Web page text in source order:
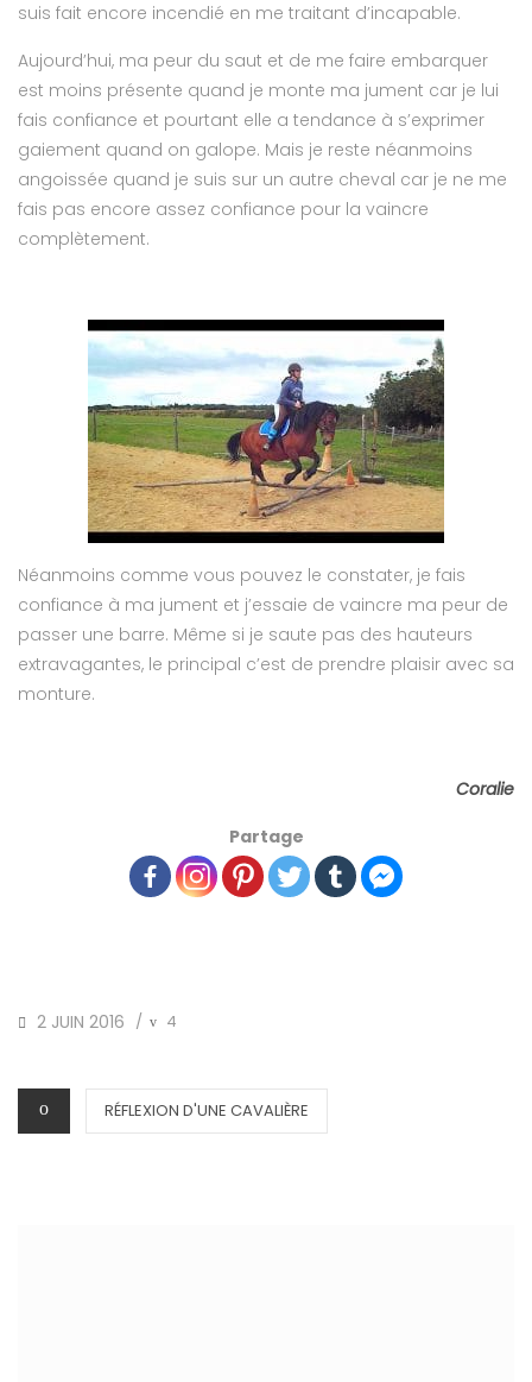
suis fait encore incendié en me traitant d’incapable.
Aujourd’hui, ma peur du saut et de me faire embarquer
est moins présente quand je monte ma jument car je lui
fais confiance et pourtant elle a tendance à s’exprimer
gaiement quand on galope. Mais je reste néanmoins
angoissée quand je suis sur un autre cheval car je ne me
fais pas encore assez confiance pour la vaincre
complètement.
Néanmoins comme vous pouvez le constater, je fais
confiance à ma jument et j’essaie de vaincre ma peur de
passer une barre. Même si je saute pas des hauteurs
extravagantes, le principal c’est de prendre plaisir avec sa
monture.
Coralie
Partage
POSTED
2 JUIN 2016 / 4
CATEGORIES
RÉFLEXION D'UNE CAVALIÈRE